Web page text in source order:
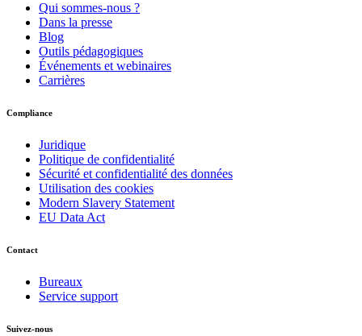
Qui sommes-nous ?
Dans la presse
Blog
Outils pédagogiques
Événements et webinaires
Carrières
Compliance
Juridique
Politique de confidentialité
Sécurité et confidentialité des données
Utilisation des cookies
Modern Slavery Statement
EU Data Act
Contact
Bureaux
Service support
Suivez-nous